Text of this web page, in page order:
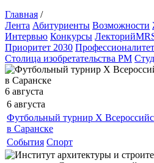
Главная /
Лента Абитуриенты Возможности
Интервью Конкурсы
Приоритет 2030 Профессионалитет
Столица изобретательства РМ
6 августа
6 августа
Футбольный турнир X
в Саранске
События Спорт